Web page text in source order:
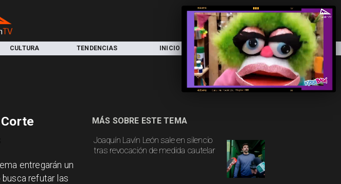
CULTURA TENDENCIAS INICIO LOCAL NACIONAL
Joaquín Lavín León sale en silencio
tras revocación de medida cautelar
MÁS SOBRE ESTE TEMA
entregarán un
refutar las